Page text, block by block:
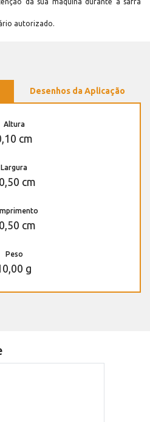
dá sua máquina durante a safra
autorizado.
Desenhos da Aplicação
Altura
cm
Largura
cm
cm
Peso
g